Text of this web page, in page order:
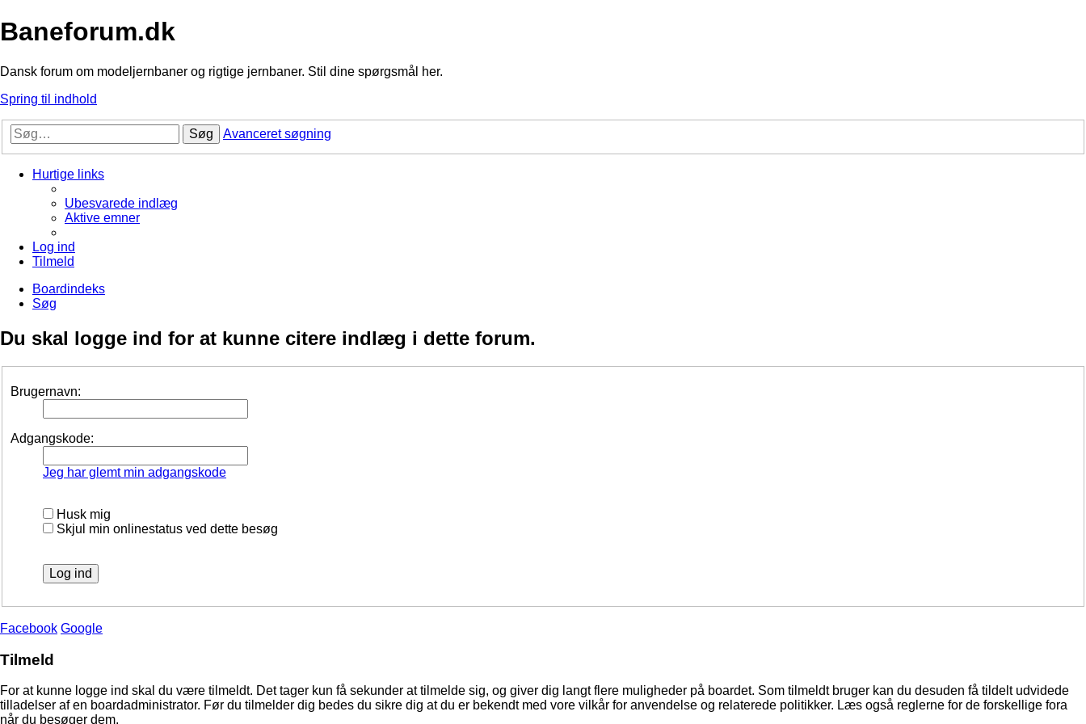
Baneforum.dk
Dansk forum om modeljernbaner og rigtige jernbaner. Stil dine spørgsmål her.
Spring til indhold
Søg Avanceret søgning
Hurtige links
Ubesvarede indlæg
Aktive emner
Log ind
Tilmeld
Boardindeks
Søg
Du skal logge ind for at kunne citere indlæg i dette forum.
Brugernavn:
Adgangskode:
Jeg har glemt min adgangskode
Husk mig
Skjul min onlinestatus ved dette besøg
Facebook Google
Tilmeld
For at kunne logge ind skal du være tilmeldt. Det tager kun få sekunder at tilmelde sig, og giver dig langt flere muligheder på boardet. Som tilmeldt bruger kan du desuden få tildelt udvidede
tilladelser af en boardadministrator. Før du tilmelder dig bedes du sikre dig at du er bekendt med vore vilkår for anvendelse og relaterede politikker. Læs også reglerne for de forskellige fora
når du besøger dem.